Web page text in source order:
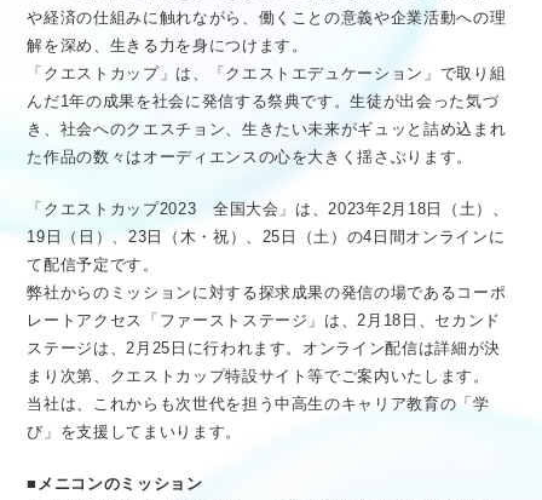
や経済の仕組みに触れながら、働くことの意義や企業活動への理
解を深め、生きる力を身につけます。
「クエストカップ」は、「クエストエデュケーション」で取り組
んだ1年の成果を社会に発信する祭典です。生徒が出会った気づ
き、社会へのクエスチョン、生きたい未来がギュッと詰め込まれ
た作品の数々はオーディエンスの心を大きく揺さぶります。
「クエストカップ2023 全国大会」は、2023年2月18日（土）、
19日（日）、23日（木・祝）、25日（土）の4日間オンラインに
て配信予定です。
弊社からのミッションに対する探求成果の発信の場であるコーポ
レートアクセス「ファーストステージ」は、2月18日、セカンド
ステージは、2月25日に行われます。オンライン配信は詳細が決
まり次第、クエストカップ特設サイト等でご案内いたします。
当社は、これからも次世代を担う中高生のキャリア教育の「学
び」を支援してまいります。
■ メニコンのミッション